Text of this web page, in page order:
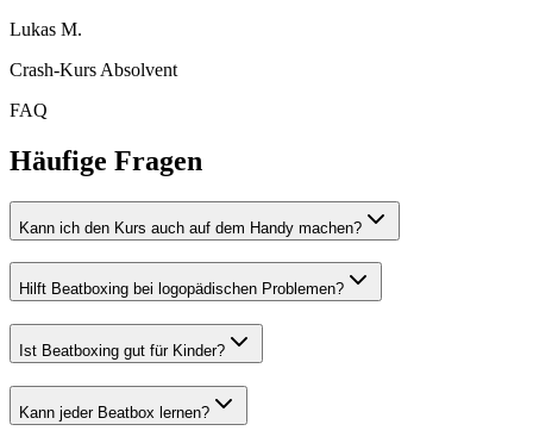
Lukas M.
Crash-Kurs Absolvent
FAQ
Häufige Fragen
Kann ich den Kurs auch auf dem Handy machen?
Hilft Beatboxing bei logopädischen Problemen?
Ist Beatboxing gut für Kinder?
Kann jeder Beatbox lernen?